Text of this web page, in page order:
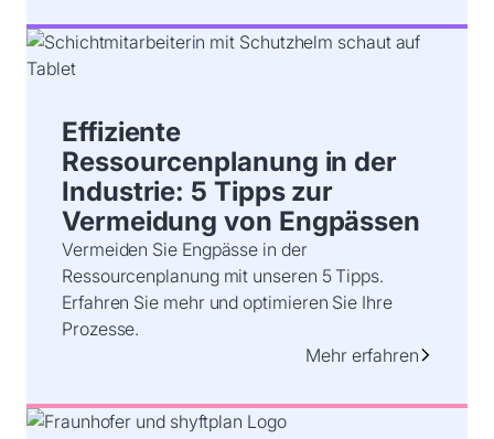
Effiziente
Ressourcenplanung in der
Industrie: 5 Tipps zur
Vermeidung von Engpässen
Vermeiden Sie Engpässe in der
Ressourcenplanung mit unseren 5 Tipps.
Erfahren Sie mehr und optimieren Sie Ihre
Prozesse.
Mehr erfahren